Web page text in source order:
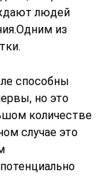
людей
из
способны
но это
количестве
случае это